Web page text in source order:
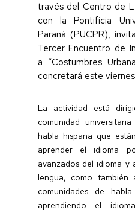
través del Centro de
con la Pontificia
Paraná (PUCPR),
Tercer Encuentro de
a “Costumbres
concretará este viernes
La actividad está
comunidad
habla hispana que
aprender el idioma
avanzados del idioma y
lengua, como también
comunidades de
aprendiendo el